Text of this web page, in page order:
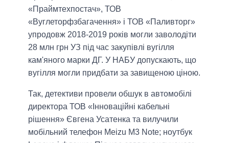
«Праймтехпостач», ТОВ
«Вуглеторфзбагачення» і ТОВ «Паливторг»
упродовж 2018-2019 років могли заволодіти
28 млн грн УЗ під час закупівлі вугілля
кам'яного марки ДГ. У НАБУ допускають, що
вугілля могли придбати за завищеною ціною.
Так, детективи провели обшук в автомобілі
директора ТОВ «Інноваційні кабельні
рішення» Євгена Усатенка та вилучили
мобільний телефон Meizu M3 Note; ноутбук